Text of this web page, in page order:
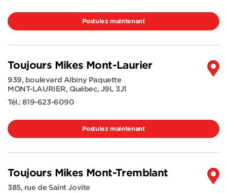
Postulez maintenant
Toujours Mikes Mont-Laurier
939, boulevard Albiny Paquette
MONT-LAURIER, Québec, J9L 3J1
Tél.:819-623-6090
Postulez maintenant
Toujours Mikes Mont-Tremblant
385, rue de Saint Jovite